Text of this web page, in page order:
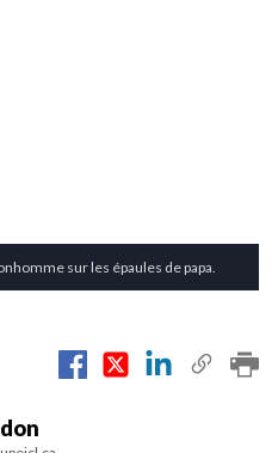
sur les épaules de papa.